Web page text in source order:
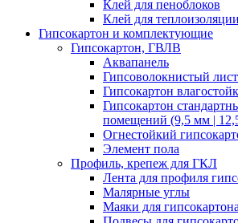
Клей для пеноблоков
Клей для теплоизоляции
Гипсокартон и комплектующие
Гипсокартон, ГВЛВ
Аквапанель
Гипсоволокнистый лист
Гипсокартон
Гипсокартон
помещений (9,5 мм |
Огнестойкий
Элемент пола
Профиль, крепеж для ГКЛ
Лента для профиля
Малярные углы
Маяки для гипсокартона